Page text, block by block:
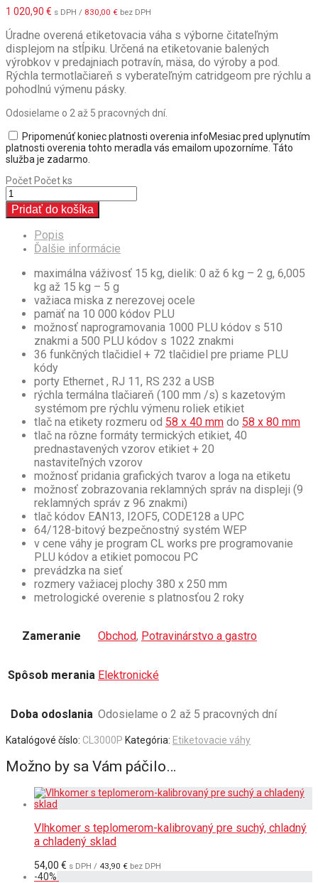
1 020,90 € s DPH / 830,00 € bez DPH
Úradne overená etiketovacia váha s výborne čitateľným
displejom na stĺpiku. Určená na etiketovanie balených
výrobkov v predajniach potravín, mäsa, do výroby a pod.
Rýchla termotlačiareň s vyberateľným catridgeom pre rýchlu a
pohodlnú výmenu pásky.
Odosielame o 2 až 5 pracovných dní.
Pripomenúť koniec platnosti overenia infoMesiac pred uplynutím
platnosti overenia tohto meradla vás emailom upozorníme. Táto
služba je zadarmo.
PočetPočet ks
Pridať do košíka
Popis
Ďalšie informácie
maximálna váživosť 15 kg, dielik: 0 až 6 kg – 2 g, 6,005
kg až 15 kg – 5 g
važiaca miska z nerezovej ocele
pamäť na 10 000 kódov PLU
možnosť naprogramovania 1000 PLU kódov s 510
znakmi a 500 PLU kódov s 1022 znakmi
36 funkčných tlačidiel + 72 tlačidiel pre priame PLU
kódy
porty Ethernet , RJ 11, RS 232 a USB
rýchla termálna tlačiareň (100 mm /s) s kazetovým
systémom pre rýchlu výmenu roliek etikiet
tlač na etikety rozmeru od 58 x 40 mm do 58 x 80 mm
tlač na rôzne formáty termických etikiet, 40
prednastavených vzorov etikiet + 20
nastaviteľných vzorov
možnosť pridania grafických tvarov a loga na etiketu
možnosť zobrazovania reklamných správ na displeji (9
reklamných správ z 96 znakmi)
tlač kódov EAN13, I2OF5, CODE128 a UPC
64/128-bitový bezpečnostný systém WEP
v cene váhy je program CL works pre programovanie
PLU kódov a etikiet pomocou PC
prevádzka na sieť
rozmery važiacej plochy 380 x 250 mm
metrologické overenie s platnosťou 2 roky
Zameranie Obchod, Potravinárstvo a gastro
Spôsob merania Elektronické
Doba odoslania Odosielame o 2 až 5 pracovných dní
Katalógové číslo: CL3000P Kategória: Etiketovacie váhy
Možno by sa Vám páčilo…
Vlhkomer s teplomerom-kalibrovaný pre suchý, chladný
a chladený sklad
54,00 € s DPH / 43,90 € bez DPH
-40%